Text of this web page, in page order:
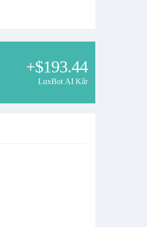
+$193.44
LuxBot AI Kâr